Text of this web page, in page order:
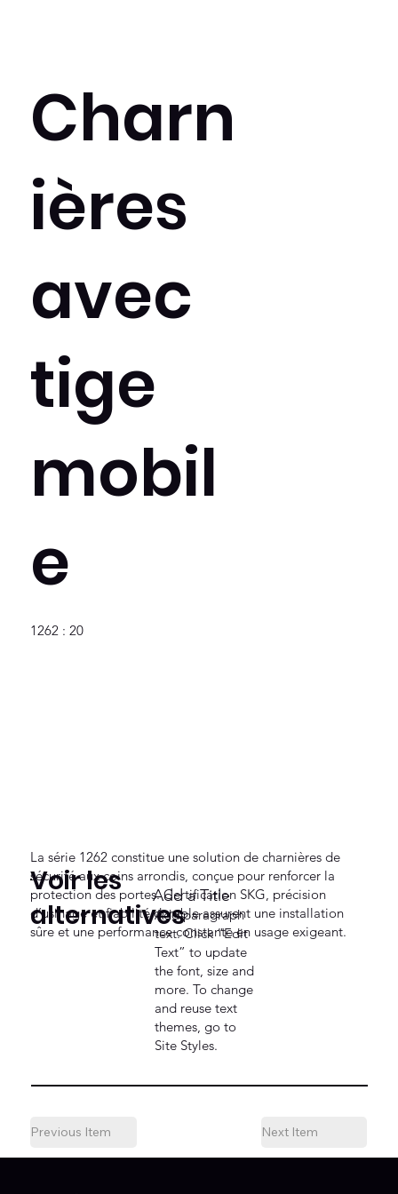
Charn
ières
avec
tige
mobil
e
1262 : 20
La série 1262 constitue une solution de charnières de
sécurité aux coins arrondis, conçue pour renforcer la
protection des portes. Certification SKG, précision
d’usinage et fiabilité durable assurent une installation
sûre et une performance constante en usage exigeant.
Voir les
alternativesAdd paragraph
text. Click “Edit
Text” to update
the font, size and
more. To change
and reuse text
themes, go to
Site Styles.
Add a Title
Previous Item Next Item